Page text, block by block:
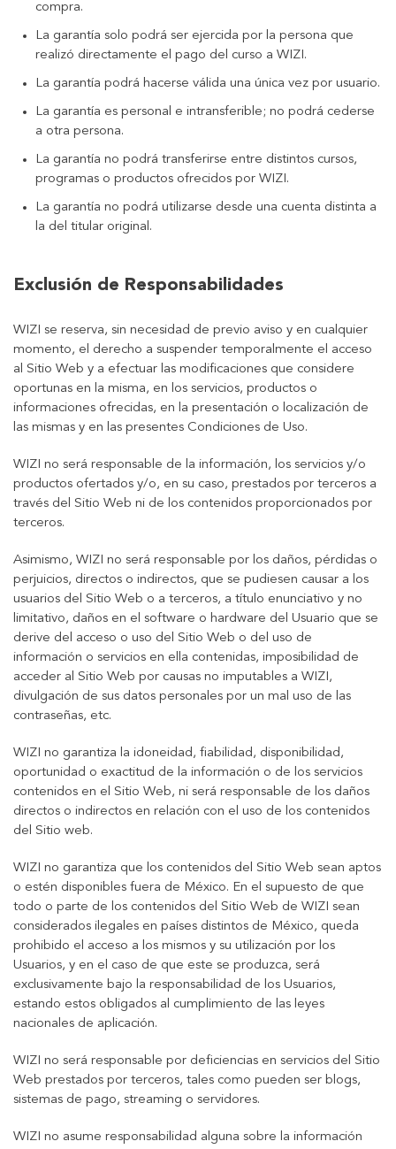
compra.
La garantía solo podrá ser ejercida por la persona que
realizó directamente el pago del curso a WIZI.
La garantía podrá hacerse válida una única vez por usuario.
La garantía es personal e intransferible; no podrá cederse
a otra persona.
La garantía no podrá transferirse entre distintos cursos,
programas o productos ofrecidos por WIZI.
La garantía no podrá utilizarse desde una cuenta distinta a
la del titular original.
Exclusión de Responsabilidades
WIZI se reserva, sin necesidad de previo aviso y en cualquier
momento, el derecho a suspender temporalmente el acceso
al Sitio Web y a efectuar las modificaciones que considere
oportunas en la misma, en los servicios, productos o
informaciones ofrecidas, en la presentación o localización de
las mismas y en las presentes Condiciones de Uso.
WIZI no será responsable de la información, los servicios y/o
productos ofertados y/o, en su caso, prestados por terceros a
través del Sitio Web ni de los contenidos proporcionados por
terceros.
Asimismo, WIZI no será responsable por los daños, pérdidas o
perjuicios, directos o indirectos, que se pudiesen causar a los
usuarios del Sitio Web o a terceros, a título enunciativo y no
limitativo, daños en el software o hardware del Usuario que se
derive del acceso o uso del Sitio Web o del uso de
información o servicios en ella contenidas, imposibilidad de
acceder al Sitio Web por causas no imputables a WIZI,
divulgación de sus datos personales por un mal uso de las
contraseñas, etc.
WIZI no garantiza la idoneidad, fiabilidad, disponibilidad,
oportunidad o exactitud de la información o de los servicios
contenidos en el Sitio Web, ni será responsable de los daños
directos o indirectos en relación con el uso de los contenidos
del Sitio web.
WIZI no garantiza que los contenidos del Sitio Web sean aptos
o estén disponibles fuera de México. En el supuesto de que
todo o parte de los contenidos del Sitio Web de WIZI sean
considerados ilegales en países distintos de México, queda
prohibido el acceso a los mismos y su utilización por los
Usuarios, y en el caso de que este se produzca, será
exclusivamente bajo la responsabilidad de los Usuarios,
estando estos obligados al cumplimiento de las leyes
nacionales de aplicación.
WIZI no será responsable por deficiencias en servicios del Sitio
Web prestados por terceros, tales como pueden ser blogs,
sistemas de pago, streaming o servidores.
WIZI no asume responsabilidad alguna sobre la información